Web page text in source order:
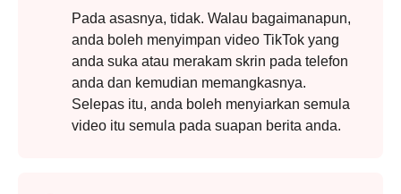
Pada asasnya, tidak. Walau bagaimanapun,
anda boleh menyimpan video TikTok yang
anda suka atau merakam skrin pada telefon
anda dan kemudian memangkasnya.
Selepas itu, anda boleh menyiarkan semula
video itu semula pada suapan berita anda.